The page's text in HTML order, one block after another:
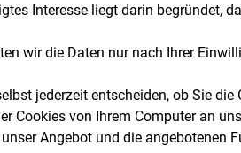
Interesse liegt darin begründet,
wir die Daten nur nach Ihrer
jederzeit entscheiden, ob Sie
Cookies von Ihrem Computer an
Angebot und die angebotenen